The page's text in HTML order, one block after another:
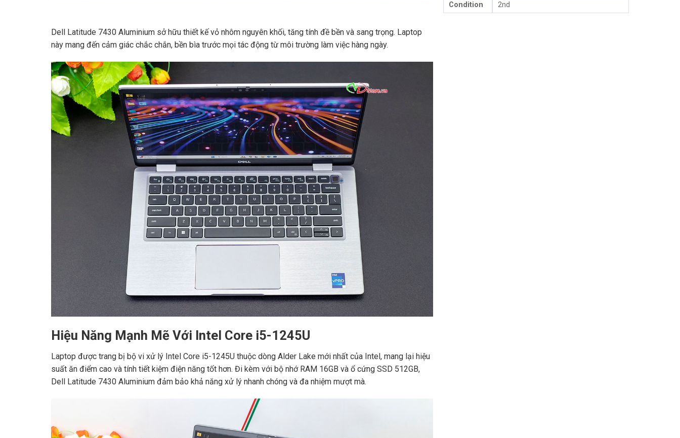
Dell Latitude 7430 Aluminium sở hữu thiết kế vỏ nhôm nguyên khối, tăng tính đề bền và sang trọng. Laptop
này mang đến cảm giác chắc chắn, bền bìa trước mọi tác động từ môi trường làm việc hàng ngày.
Hiệu Năng Mạnh Mẽ Với Intel Core i5-1245U
Laptop được trang bị bộ vi xử lý Intel Core i5-1245U thuộc dòng Alder Lake mới nhất của Intel, mang lại hiệu
suất ăn điểm cao và tính tiết kiệm điện năng tốt hơn. Đi kèm với bộ nhớ RAM 16GB và ổ cứng SSD 512GB,
Dell Latitude 7430 Aluminium đảm bảo khả năng xử lý nhanh chóng và đa nhiệm mượt mà.
Condition
2nd